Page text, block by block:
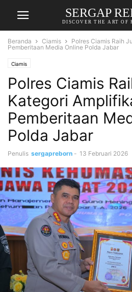
SERGAP
DISCOVER THE ART OF
Beranda Ciamis
Polres Ciamis Raih
Pemberitaan Media Online Polda Jabar
Ciamis
Polres Ciamis
Kategori
Pemberitaan
Polda Jabar
Penulis sergapreborn - 13 Februari 2026